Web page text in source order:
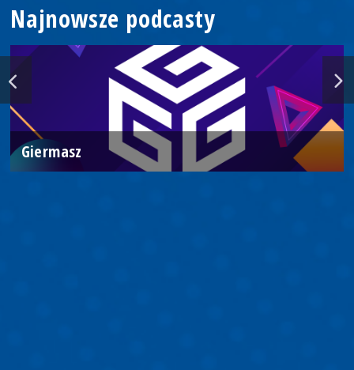
Najnowsze podcasty
Giermasz